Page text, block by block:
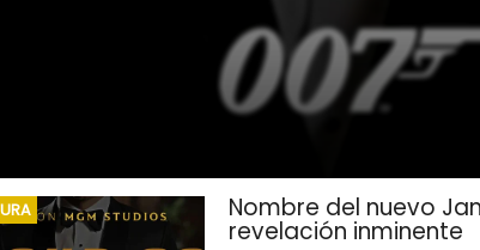
Nombre del nuevo
revelación inminente